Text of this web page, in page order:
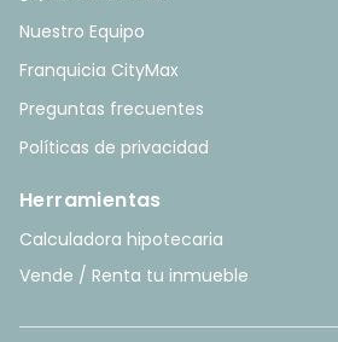
Nuestro Equipo
Franquicia CityMax
Preguntas frecuentes
Políticas de privacidad
Herramientas
Calculadora hipotecaria
Vende / Renta tu inmueble